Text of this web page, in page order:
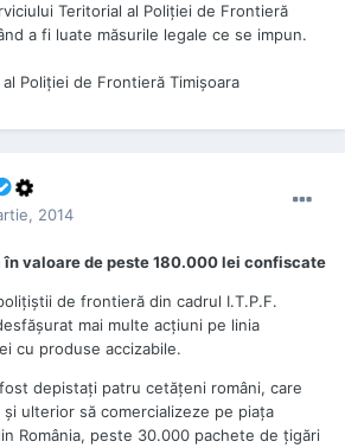
Teritorial al Poliţiei de Frontieră
a fi luate măsurile legale ce se impun.
Poliţiei de Frontieră Timişoara
2014
valoare de peste 180.000 lei confiscate
de frontieră din cadrul I.T.P.F.
mai multe acţiuni pe linia
cu produse accizabile.
depistaţi patru cetăţeni români, care
ulterior să comercializeze pe piaţa
România, peste 30.000 pachete de ţigări